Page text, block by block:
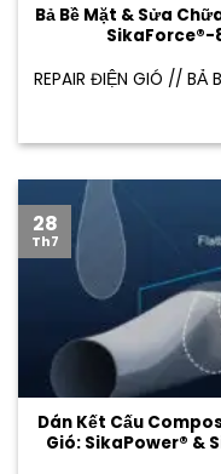
Bả Bề Mặt & Sửa
SikaForce®-
REPAIR ĐIỆN GIÓ // BẢ
Dán Kết Cấu
Gió: SikaPower® &
28
Th7